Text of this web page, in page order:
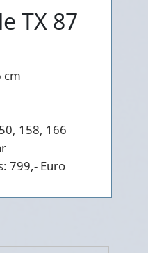
TX 87
cm
158, 166
799,- Euro